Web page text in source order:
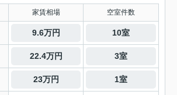
家賃相場 空室件数
9.6万円 10室
22.4万円 3室
23万円 1室